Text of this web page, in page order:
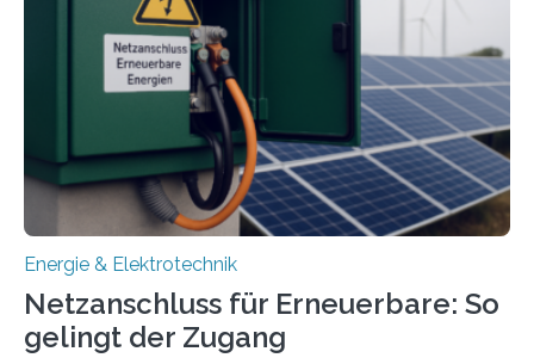
sektorübergreifend vernetzten Energiesystemen. Das
Projekt startete am 15. Oktober 2025, hat eine Laufzeit
von drei Jahren und ein Gesamtvolumen von rund 2,9
Millionen Euro, wovon 2,6 Millionen Euro durch das
Ministerium für Umwelt, Klima und…
Energie & Elektrotechnik
Netzanschluss für Erneuerbare: So
gelingt der Zugang